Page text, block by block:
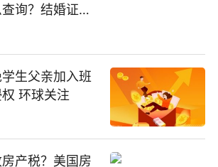
询？结婚证查
生父亲加入班
环球关注
产税？美国房